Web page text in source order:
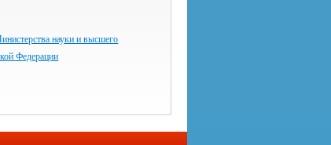
науки и высшего
Федерации